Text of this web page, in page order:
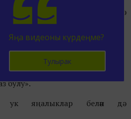
кыйммәтләре нигезендә
тәрбия пространствосы
«беренчеләр», димәк һәркем
Бары тик теләсә кайсы
кемдер спортта, кемдер
һәр балага үзен табар һәм үсәр
булу».
ук яңалыклар белән дә
Яңа видеоны күрдеңме?
Тулырак